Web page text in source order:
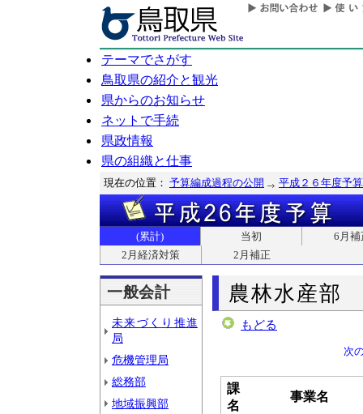
テーマでさがす
鳥取県の紹介と観光
県からのお知らせ
ネットで手続
県政情報
県の組織と仕事
現在の位置： 予算編成過程の公開 平成２６年度予算
(累計) 当初
6月補
2月経済対策
2月補正
一般会計
未来づくり推進
局
危機管理局
総務部
地域振興部
農林水産部
もどる
次
課
名
事業名